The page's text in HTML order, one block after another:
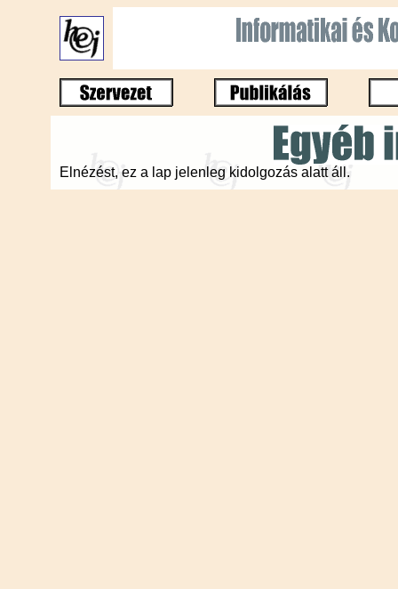
Elnézést, ez a lap jelenleg kidolgozás alatt áll.